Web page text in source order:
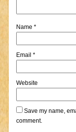
Name *
Email *
Website
Save my name,
comment.